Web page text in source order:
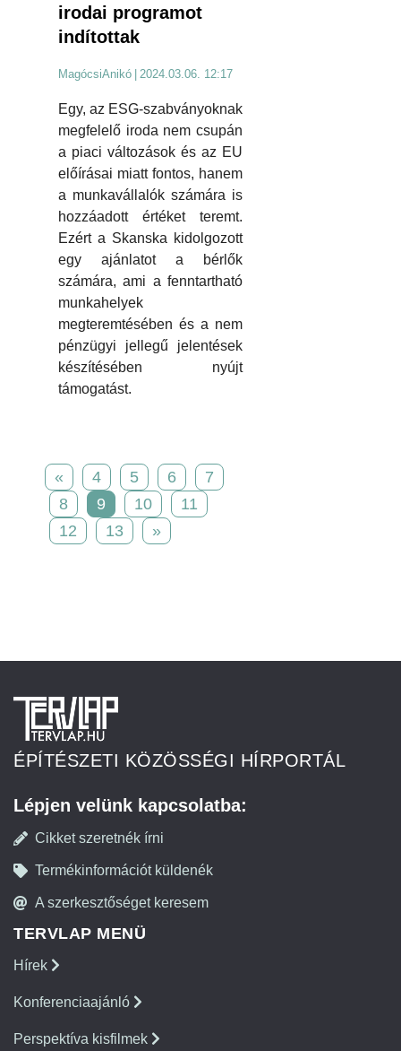
irodai programot
indítottak
MagócsiAnikó 2024.03.06. 12:17
Egy, az ESG-szabványoknak
megfelelő iroda nem csupán
a piaci változások és az EU
előírásai miatt fontos, hanem
a munkavállalók számára is
hozzáadott értéket teremt.
Ezért a Skanska kidolgozott
egy ajánlatot a bérlők
számára, ami a fenntartható
munkahelyek
megteremtésében és a nem
pénzügyi jellegű jelentések
készítésében nyújt
támogatást.
« 4 5 6
7
8
9 10
11
12
13 »
ÉPÍTÉSZETI KÖZÖSSÉGI HÍRPORTÁL
Lépjen velünk kapcsolatba:
Cikket szeretnék írni
Termékinformációt küldenék
A szerkesztőséget keresem
TERVLAP MENÜ
Hírek
Konferenciaajánló
Perspektíva kisfilmek